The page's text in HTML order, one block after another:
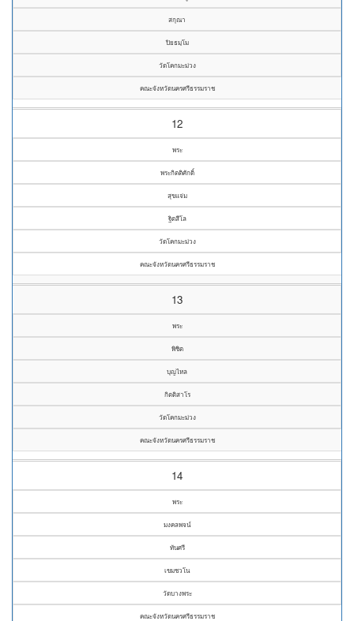
สกุณา
ปิยธมฺโม
วัดโคกมะม่วง
คณะจังหวัดนครศรีธรรมราช
12
พระ
พระกิตติศักดิ์
สุขแจ่ม
ฐิตสีโล
วัดโคกมะม่วง
คณะจังหวัดนครศรีธรรมราช
13
พระ
พิชิต
บุญไหล
กิตติสาโร
วัดโคกมะม่วง
คณะจังหวัดนครศรีธรรมราช
14
พระ
มงคลพจน์
ทันศรี
เขมชวโน
วัดบางพระ
คณะจังหวัดนครศรีธรรมราช